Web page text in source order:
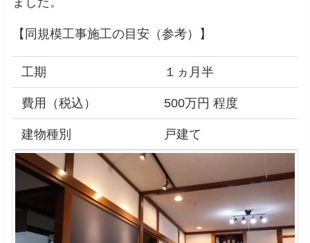
【同規模工事施工の目安（参考）】
工期 １ヵ月半
費用（税込） 500万円 程度
建物種別 戸建て